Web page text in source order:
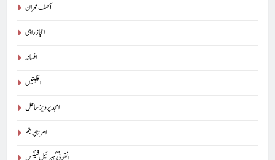
آصف عمران
اعجاز راہی
افسانہ
اقلیتیں
امجد پرویز ساحل
امرتا پریتم